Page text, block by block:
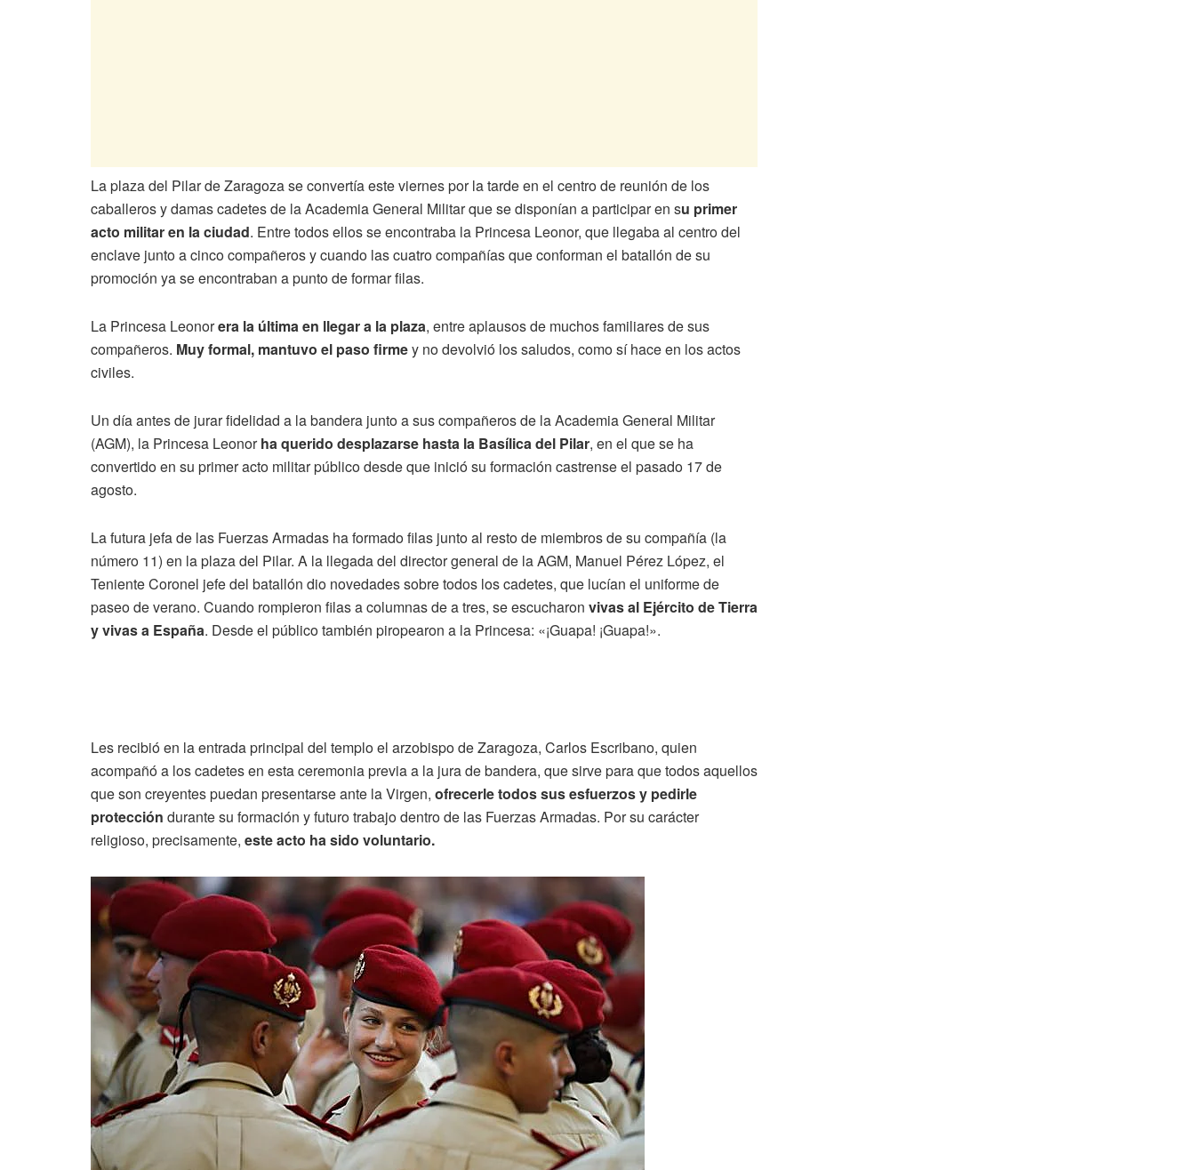
La plaza del Pilar de Zaragoza se convertía este viernes por la tarde en el centro de reunión de los
caballeros y damas cadetes de la Academia General Militar que se disponían a participar en su primer
acto militar en la ciudad. Entre todos ellos se encontraba la Princesa Leonor, que llegaba al centro del
enclave junto a cinco compañeros y cuando las cuatro compañías que conforman el batallón de su
promoción ya se encontraban a punto de formar filas.
La Princesa Leonorera la última en llegar a la plaza, entre aplausos de muchos familiares de sus
compañeros. Muy formal, mantuvo el paso firmey no devolvió los saludos, como sí hace en los actos
civiles.
Un día antes de jurar fidelidad a la bandera junto a sus compañeros de la Academia General Militar
(AGM), la Princesa Leonorha querido desplazarse hasta la Basílica del Pilar, en el que se ha
convertido en su primer acto militar público desde que inició su formación castrense el pasado 17 de
agosto.
La futura jefa de las Fuerzas Armadas ha formado filas junto al resto de miembros de su compañía (la
número 11) en la plaza del Pilar. A la llegada del director general de la AGM, Manuel Pérez López, el
Teniente Coronel jefe del batallón dio novedades sobre todos los cadetes, que lucían el uniforme de
paseo de verano. Cuando rompieron filas a columnas de a tres, se escucharon vivas al Ejército de Tierra
y vivas a España. Desde el público también piropearon a la Princesa: «¡Guapa! ¡Guapa!».
Les recibió en la entrada principal del templo el arzobispo de Zaragoza, Carlos Escribano, quien
acompañó a los cadetes en esta ceremonia previa a la jura de bandera, que sirve para que todos aquellos
que son creyentes puedan presentarse ante la Virgen, ofrecerle todos sus esfuerzos y pedirle
protección durante su formación y futuro trabajo dentro de las Fuerzas Armadas. Por su carácter
religioso, precisamente, este acto ha sido voluntario.